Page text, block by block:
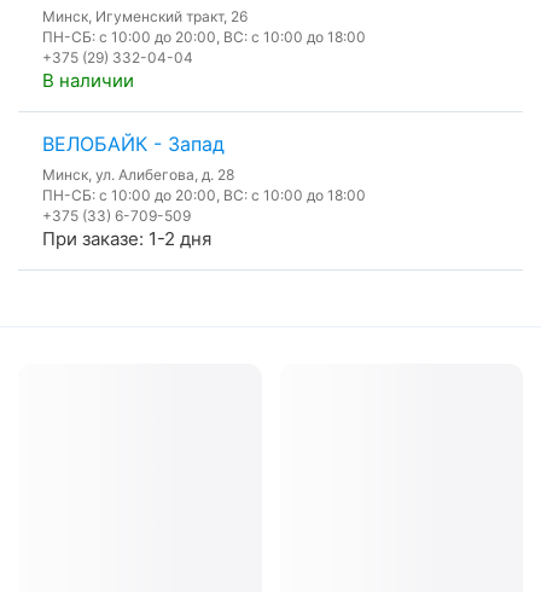
Минск, Игуменский тракт, 26
ПН-СБ: с 10:00 до 20:00, ВС: с 10:00 до 18:00
+375 (29) 332-04-04
В наличии
ВЕЛОБАЙК - Запад
Минск, ул. Алибегова, д. 28
ПН-СБ: с 10:00 до 20:00, ВС: с 10:00 до 18:00
+375 (33) 6-709-509
При заказе: 1-2 дня